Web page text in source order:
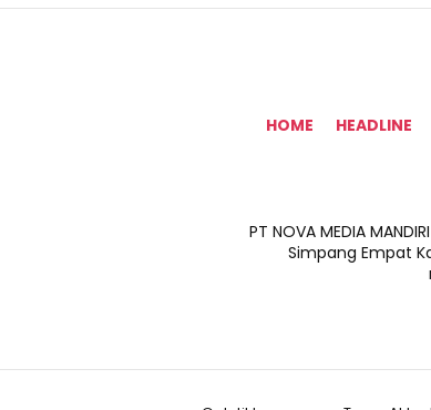
HOME HEADLINE
PT NOVA MEDIA
Simpang Empat